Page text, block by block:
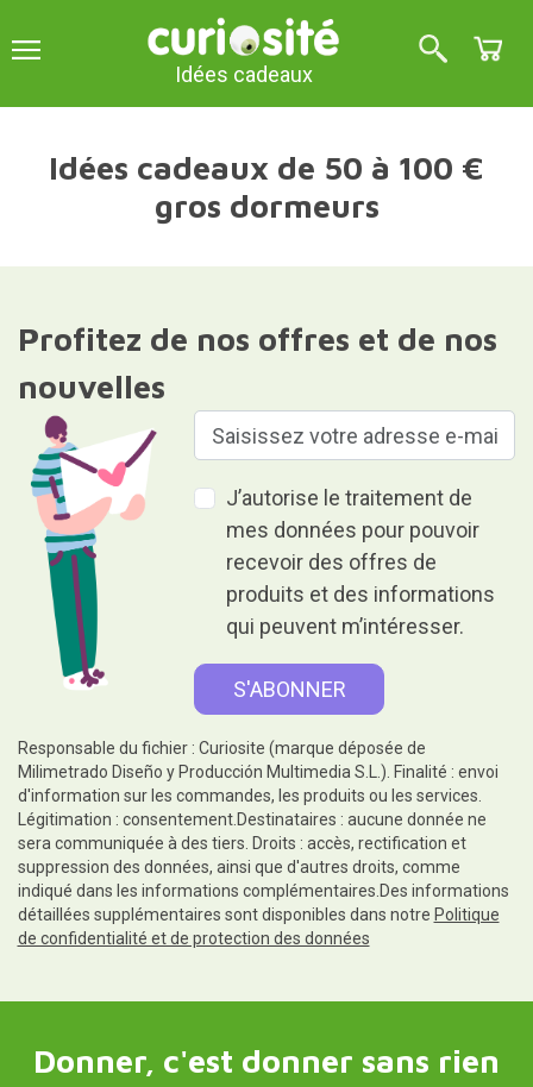
Idées cadeaux
Idées cadeaux de 50 à 100 €
gros dormeurs
Profitez de nos offres et de nos
nouvelles
J’autorise le traitement de
mes données pour pouvoir
recevoir des offres de
produits et des informations
qui peuvent m’intéresser.
Responsable du fichier : Curiosite (marque déposée de
Milimetrado Diseño y Producción Multimedia S.L.). Finalité : envoi
d'information sur les commandes, les produits ou les services.
Légitimation : consentement.Destinataires : aucune donnée ne
sera communiquée à des tiers. Droits : accès, rectification et
suppression des données, ainsi que d'autres droits, comme
indiqué dans les informations complémentaires.Des informations
détaillées supplémentaires sont disponibles dans notre Politique
de confidentialité et de protection des données
Donner, c'est donner sans rien